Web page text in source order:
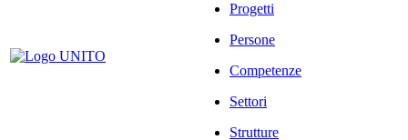
Progetti
Persone
Competenze
Settori
Strutture